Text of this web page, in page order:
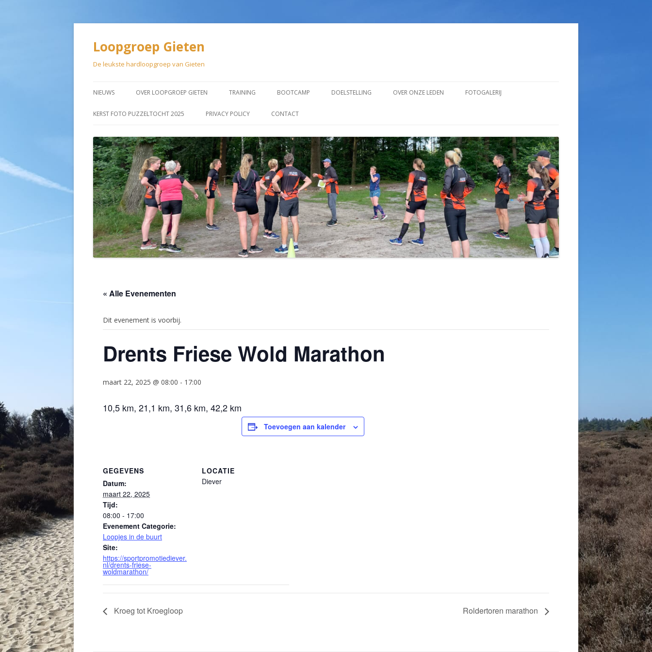
Loopgroep Gieten
De leukste hardloopgroep van Gieten
naar
NIEUWS OVER LOOPGROEP GIETEN
LIDMAATSCHAP
TRAINING
TRAINING VOOR BEGINNERS
BOOTCAMP DOELSTELLING OVER ONZE LEDEN FOTOGALERIJ
KERST FOTO PUZZELTOCHT 2025 PRIVACY POLICY CONTACT
« Alle Evenementen
Dit evenement is voorbij.
Drents Friese Wold Marathon
maart 22, 2025 @ 08:00 - 17:00
10,5 km, 21,1 km, 31,6 km, 42,2 km
Toevoegen aan kalender
GEGEVENS
Datum:
maart 22, 2025
Tijd:
08:00 - 17:00
Evenement Categorie:
Loopjes in de buurt
Site:
https://sportpromotiediever.
nl/drents-friese-
woldmarathon/
LOCATIE
Diever
Kroeg tot Kroegloop Roldertoren marathon